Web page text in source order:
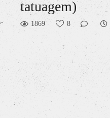
tatuagem)
1869 8